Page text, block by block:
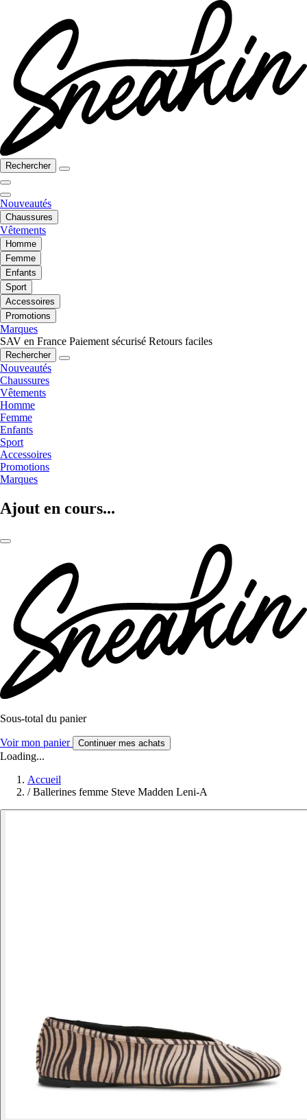
Rechercher
Nouveautés
Chaussures
Vêtements
Homme
Femme
Enfants
Sport
Accessoires
Promotions
Marques
SAV en France Paiement sécurisé Retours faciles
Rechercher
Nouveautés
Chaussures
Vêtements
Homme
Femme
Enfants
Sport
Accessoires
Promotions
Marques
Ajout en cours...
Sous-total du panier
Voir mon panier Continuer mes achats
Loading...
Accueil
/ Ballerines femme Steve Madden Leni-A